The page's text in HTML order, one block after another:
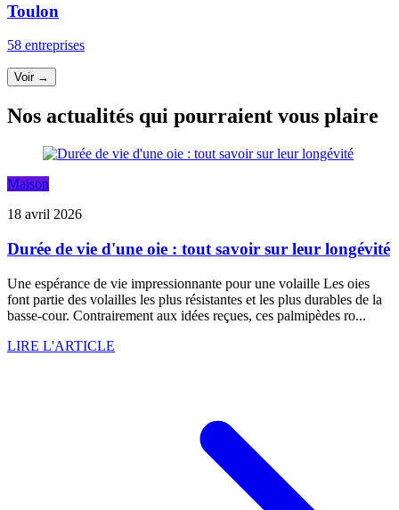
Toulon
58 entreprises
Voir →
Nos actualités qui pourraient vous plaire
Maison
18 avril 2026
Durée de vie d'une oie : tout savoir sur leur longévité
Une espérance de vie impressionnante pour une volaille Les oies
font partie des volailles les plus résistantes et les plus durables de la
basse-cour. Contrairement aux idées reçues, ces palmipèdes ro...
LIRE L'ARTICLE